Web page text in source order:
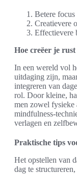
Betere focus
Creatievere
Effectievere
Hoe creëer je
In een wereld vol
uitdaging zijn,
integreren van
rol. Door kleine,
men zowel fysieke
mindfulness-
verlagen en
Praktische tips
Het opstellen van
dag te